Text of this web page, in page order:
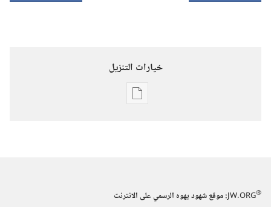
خيارات التنزيل
خيارات
الدراسية)‏
JW.ORG®
:‏ موقع شهود يهوه الرسمي على الانترنت